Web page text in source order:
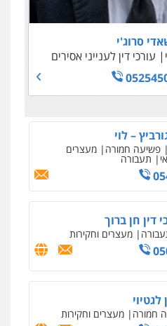
סרוג'י
עורכי דין לענייני אסירים
גרינולד
דין לענייני אסירים צבאי
עורכי דין
כלכלית צווארון לבן
שעירה – משרד עורכי דין
צבאי נזיקין
תעבורה צבא מעצרים
עורך דין פלילי
חמורה סמים מעצרים